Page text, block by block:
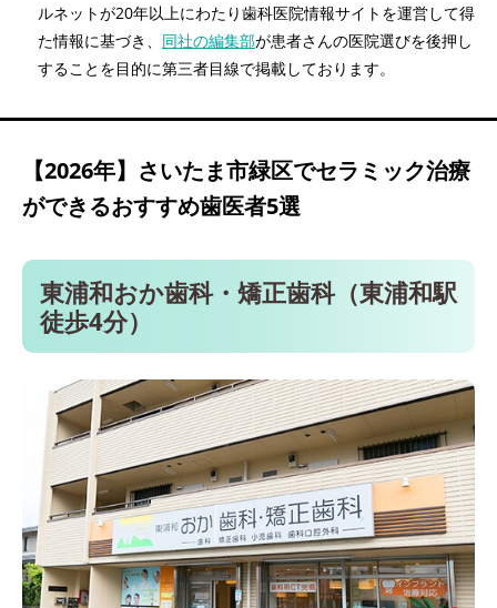
東浦和おか歯科・矯正歯科（東浦和駅 徒歩4
分）
槙原歯科 浦和インプラントセンター（東浦和
分）
裕木歯科クリニック（浦和美園駅 バスで5
あきデンタルクリニック大門（浦和美園駅 バ
スで15分）
ルネットが20年以上にわたり歯科医院情報サイトを運営して得
た情報に基づき、 同社の編集部が患者さんの医院選びを後押し
することを目的に第三者目線で掲載しております。
【2026年】 さいたま市緑区でセラミック治療
ができるおすすめ歯医者5選
東浦和おか歯科・矯正歯科（東浦和駅
徒歩4分）